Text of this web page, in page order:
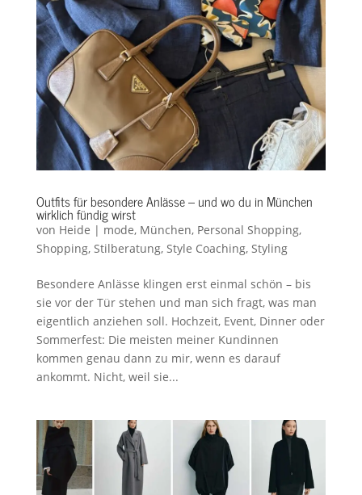
Outfits für besondere Anlässe – und wo du in München
wirklich fündig wirst
von Heide | mode, München, Personal Shopping,
Shopping, Stilberatung, Style Coaching, Styling
Besondere Anlässe klingen erst einmal schön – bis
sie vor der Tür stehen und man sich fragt, was man
eigentlich anziehen soll. Hochzeit, Event, Dinner oder
Sommerfest: Die meisten meiner Kundinnen
kommen genau dann zu mir, wenn es darauf
ankommt. Nicht, weil sie...